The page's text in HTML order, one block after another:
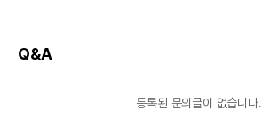
Q&A
등록된 문의글이 없습니다.